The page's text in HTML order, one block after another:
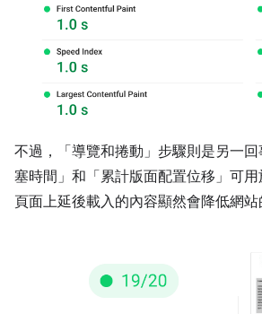
不過，「導覽和捲動」步驟則是另一
塞時間」和「累計版面配置位移」可
頁面上延後載入的內容顯然會降低網站